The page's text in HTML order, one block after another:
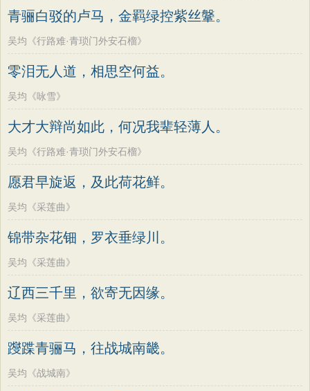
青骊白驳的卢马，金羁绿控紫丝鞶。
吴均《行路难·青琐门外安石榴》
零泪无人道，相思空何益。
吴均《咏雪》
大才大辩尚如此，何况我辈轻薄人。
吴均《行路难·青琐门外安石榴》
愿君早旋返，及此荷花鲜。
吴均《采莲曲》
锦带杂花钿，罗衣垂绿川。
吴均《采莲曲》
辽西三千里，欲寄无因缘。
吴均《采莲曲》
躞蹀青骊马，往战城南畿。
吴均《战城南》